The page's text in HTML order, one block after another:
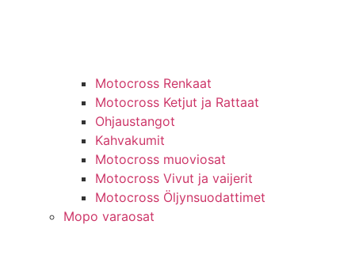
Motocross Renkaat
Motocross Ketjut ja Rattaat
Ohjaustangot
Kahvakumit
Motocross muoviosat
Motocross Vivut ja vaijerit
Motocross Öljynsuodattimet
Mopo varaosat